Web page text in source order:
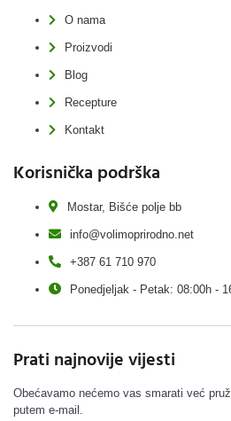
O nama
Proizvodi
Blog
Recepture
Kontakt
Korisnička podrška
Mostar, Bišće polje bb
info@volimoprirodno.net
+387 61 710 970
Ponedjeljak - Petak: 08:00h -
Prati najnovije vijesti
Obećavamo nećemo vas smarati već
putem e-mail.